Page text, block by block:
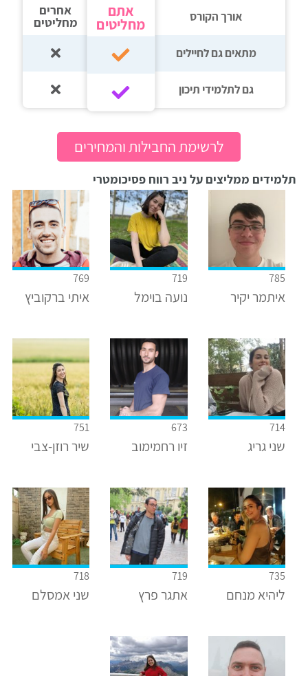
אורך הקורס
מתאים גם לחיילים
גם לתלמידי תיכון‎‏
אתם
מחליטים
אחרים
מחליטים
לרשימת החבילות והמחירים
תלמידים ממליצים על ניב רווח פסיכומטרי
785
איתמר יקיר
719
נועה בוימל
769
איתי ברקוביץ
714
שני גריג
673
זיו רחמימוב
751
שיר רוזן-צבי
735
ליהיא מנחם
719
אתגר פרץ
718
שני אמסלם